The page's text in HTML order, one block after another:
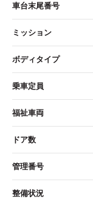
車台末尾番号
ミッション
ボディタイプ
乗車定員
福祉車両
ドア数
管理番号
整備状況